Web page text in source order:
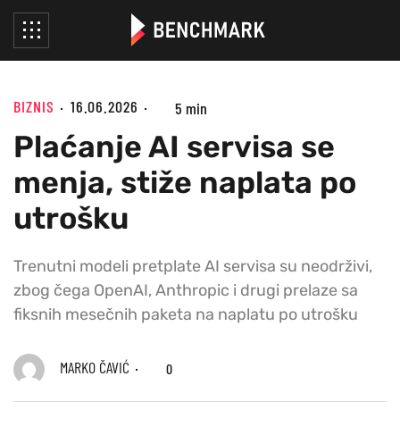
BIZNIS 16.06.2026 5 min
Plaćanje AI servisa se
menja, stiže naplata po
utrošku
Trenutni modeli pretplate AI servisa su neodrživi,
zbog čega OpenAI, Anthropic i drugi prelaze sa
fiksnih mesečnih paketa na naplatu po utrošku
MARKO ČAVIĆ 0